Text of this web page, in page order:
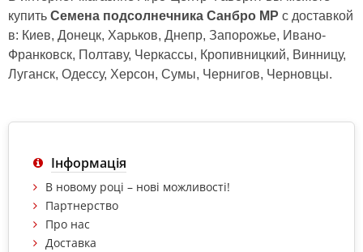
купить Семена подсолнечника Санбро МР с доставкой
в: Киев, Донецк, Харьков, Днепр, Запорожье, Ивано-
Франковск, Полтаву, Черкассы, Кропивницкий, Винницу,
Луганск, Одессу, Херсон, Сумы, Чернигов, Черновцы.
Інформація
В новому році – нові можливості!
Партнерство
Про нас
Доставка